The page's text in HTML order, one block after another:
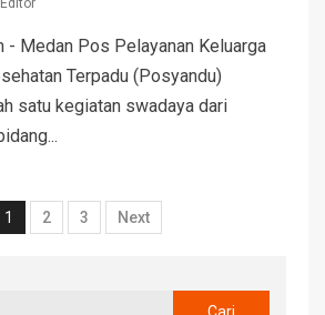
Editor
- Medan Pos Pelayanan Keluarga
Terpadu (Posyandu)
satu kegiatan swadaya dari
1 2 3 Next